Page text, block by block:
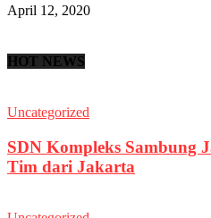
April 12, 2020
HOT NEWS
Uncategorized
SDN Kompleks Sambung
Tim dari Jakarta